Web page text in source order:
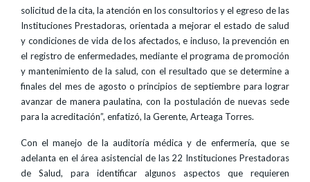
solicitud de la cita, la atención en los consultorios y el egreso de las
Instituciones Prestadoras, orientada a mejorar el estado de salud
y condiciones de vida de los afectados, e incluso, la prevención en
el registro de enfermedades, mediante el programa de promoción
y mantenimiento de la salud, con el resultado que se determine a
finales del mes de agosto o principios de septiembre para lograr
avanzar de manera paulatina, con la postulación de nuevas sede
para la acreditación”, enfatizó, la Gerente, Arteaga Torres.
Con el manejo de la auditoría médica y de enfermería, que se
adelanta en el área asistencial de las 22 Instituciones Prestadoras
de Salud, para identificar algunos aspectos que requieren